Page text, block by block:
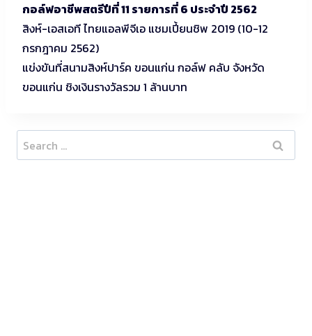
กอล์ฟอาชีพสตรีปีที่ 11 รายการที่ 6 ประจำปี 2562
สิงห์-เอสเอที ไทยแอลพีจีเอ แชมเปี้ยนชิพ 2019 (10-12
กรกฎาคม 2562)
แข่งขันที่สนามสิงห์ปาร์ค ขอนแก่น กอล์ฟ คลับ จังหวัด
ขอนแก่น ชิงเงินรางวัลรวม 1 ล้านบาท
Search
for: